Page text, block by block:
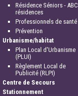
Résidence Séniors - ABC
résidences
Professionnels de santé
Prévention
Urbanisme/habitat
Plan Local d'Urbanisme
(PLUI)
Règlement Local de
Publicité (RLPI)
Centre de Secours
Stationnement